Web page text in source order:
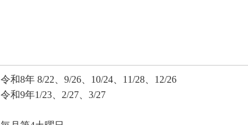
令和8年 8/22、9/26、10/24、11/28、12/26
令和9年1/23、2/27、3/27